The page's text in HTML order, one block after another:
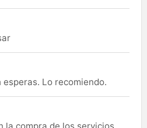
Lo recomiendo.
la compra de los servicios